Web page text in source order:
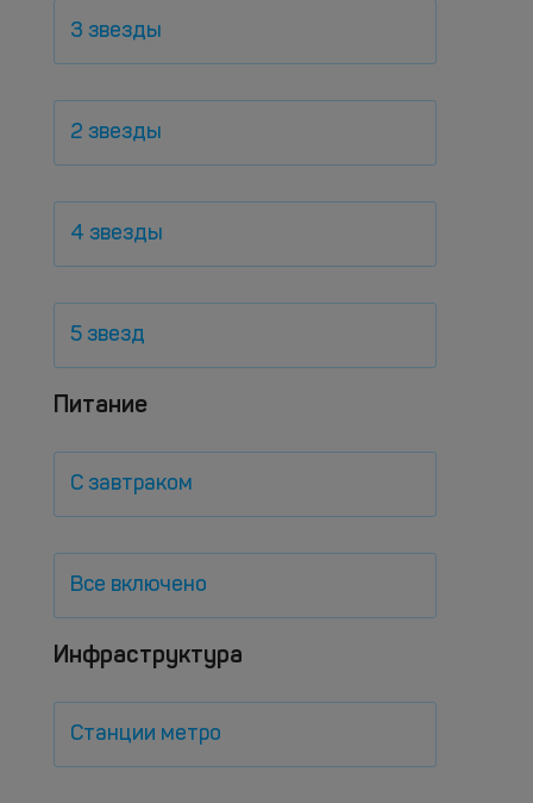
3 звезды
2 звезды
4 звезды
5 звезд
Питание
С завтраком
Все включено
Инфраструктура
Станции метро